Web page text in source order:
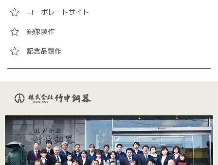
コーポレートサイト
銅像製作
記念品製作